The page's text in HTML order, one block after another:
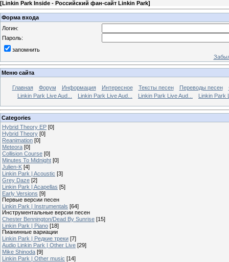
[Linkin Park Inside - Российский фан-сайт Linkin Park]
Форма входа
Логин:
Пароль:
запомнить
Меню сайта
Главная Форум Информация Интересное Тексты песен Переводы песен
Linkin Park Live Aud...
Linkin Park Live Aud... Linkin Park Live Aud... Linkin Park
Categories
Hybrid Theory EP [0]
Hybrid Theory [0]
Reanimation [0]
Meteora [0]
Collision Course [0]
Minutes To Midnight [0]
Julien-K [4]
Linkin Park | Acoustic [3]
Grey Daze [2]
Linkin Park | Acapellas [5]
Early Versions [9]
Первые версии песен
Linkin Park | Instrumentals [64]
Инструментальные версии песен
Chester Bennington/Dead By Sunrise [15]
Linkin Park | Piano [18]
Пианинные вариации
Linkin Park | Редкие треки [7]
Audio Linkin Park | Other Live [29]
Mike Shinoda [9]
Linkin Park | Other music [14]